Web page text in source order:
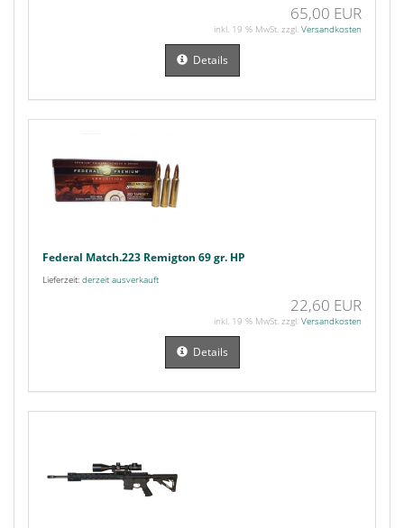
65,00 EUR
inkl. 19 % MwSt. zzgl. Versandkosten
Details
Federal Match.223 Remigton 69 gr. HP
Lieferzeit: derzeit ausverkauft
22,60 EUR
inkl. 19 % MwSt. zzgl. Versandkosten
Details